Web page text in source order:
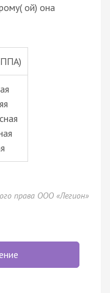
ой) она
права ООО «Легион»